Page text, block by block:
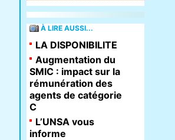
À LIRE AUSSI...
LA DISPONIBILITE
Augmentation du
SMIC : impact sur la
rémunération des
agents de catégorie
C
L’UNSA vous
informe